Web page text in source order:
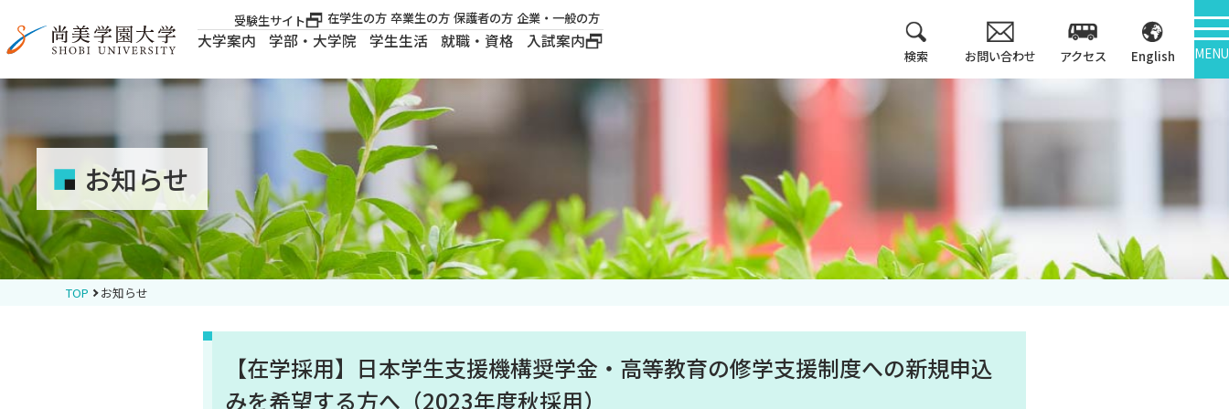
受験生サイト 在学生の方 卒業生の方 保護者の方 企業・一般の方
大学案内 学部・大学院 学生生活 就職・資格 入試案内
検索 お問い合わせ アクセス English MENU
学部・大学院
学生生活
大学案内
建学の精神
ロゴマーク・公式キ
ャラクター
教育方針
カリキュラム・マッ
プ等
キャンパス紹介
中期計画
お知らせ
TOP お知らせ
【在学採用】日本学生支援機構奨学金・高等教育の修学支援制度への新規申込
みを希望する方へ（2023年度秋採用）